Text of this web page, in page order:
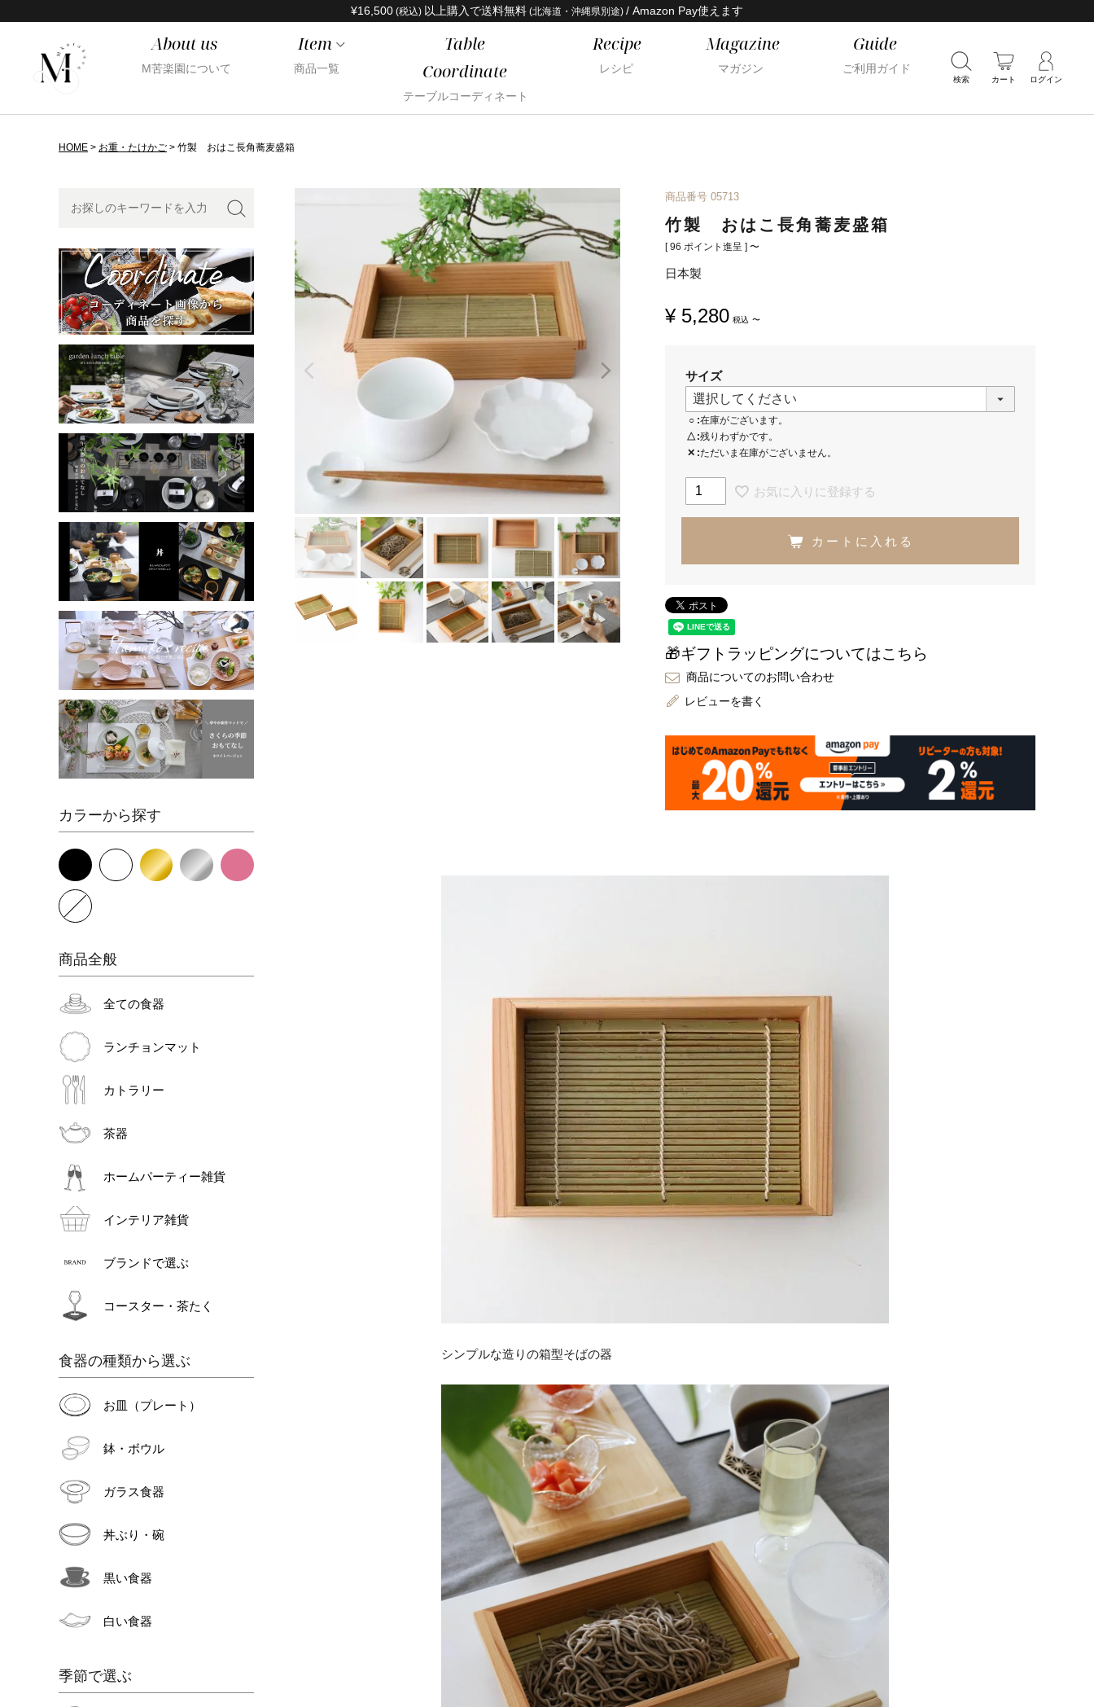
¥16,500 (税込) 以上購入で送料無料 (北海道・沖縄県別途) / Amazon Pay使えます
About us
M苦楽園について
Item
商品一覧
Table
Coordinate
テーブルコーディネート
Recipe
レシピ
Magazine
マガジン
Guide
ご利用ガイド
検索 カート ログイン
HOME お重・たけかご 竹製 おはこ長角蕎麦盛箱
カラーから探す
商品全般
全ての食器
ランチョンマット
カトラリー
茶器
ホームパーティー雑貨
インテリア雑貨
ブランドで選ぶ
コースター・茶たく
食器の種類から選ぶ
お皿（プレート）
鉢・ボウル
ガラス食器
丼ぶり・碗
黒い食器
白い食器
季節で選ぶ
商品番号 05713
竹製 おはこ長角蕎麦盛箱
[ 96 ポイント進呈 ] 〜
日本製
¥ 5,280 税込 〜
サイズ
○ 在庫がございます。
△ 残りわずかです。
✕ ただいま在庫がございません。
お気に入りに登録する
カートに入れる
🎁ギフトラッピングについてはこちら
商品についてのお問い合わせ
レビューを書く
シンプルな造りの箱型そばの器